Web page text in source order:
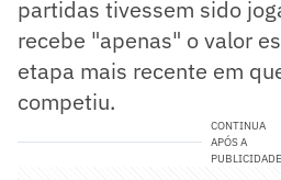
partidas tivessem sido
recebe "apenas" o valor
etapa mais recente em
competiu.
CONTINUA
APÓS A
PUBLICIDADE